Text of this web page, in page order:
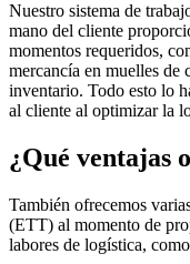
Nuestro sistema de
mano del cliente
momentos requeridos,
mercancía en muelles de
inventario. Todo esto lo
al cliente al optimizar la
¿Qué ventajas
También ofrecemos
(ETT) al momento de
labores de logística,